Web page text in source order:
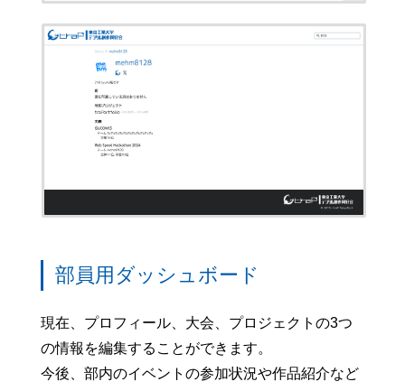
部員用ダッシュボード
現在、プロフィール、大会、プロジェクトの3つ
の情報を編集することができます。
今後、部内のイベントの参加状況や作品紹介など